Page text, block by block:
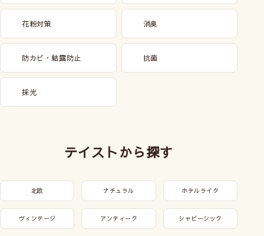
花粉対策 消臭
防カビ・結露防止 抗菌
採光
テイストから探す
北欧 ナチュラル ホテルライク
ヴィンテージ アンティーク シャビーシック